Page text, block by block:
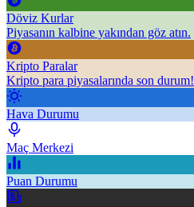
Döviz Kurlar
Piyasanın kalbine yakından göz atın.
Kripto Paralar
Kripto para piyasalarında son durum!
Hava Durumu
Maç Merkezi
Puan Durumu